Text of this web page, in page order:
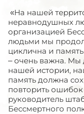
«На нашей
неравнодушных
организацией
людьми мы
циклична и
– очень важна. Мы
нашей истории,
память должна
повторить
руководитель
Бессмертного